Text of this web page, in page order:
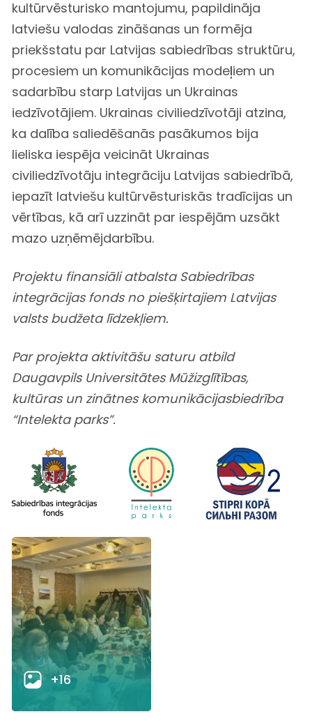
kultūrvēsturisko mantojumu, papildināja
latviešu valodas zināšanas un formēja
priekšstatu par Latvijas sabiedrības struktūru,
procesiem un komunikācijas modeļiem un
sadarbību starp Latvijas un Ukrainas
iedzīvotājiem. Ukrainas civiliedzīvotāji atzina,
ka dalība saliedēšanās pasākumos bija
lieliska iespēja veicināt Ukrainas
civiliedzīvotāju integrāciju Latvijas sabiedrībā,
iepazīt latviešu kultūrvēsturiskās tradīcijas un
vērtības, kā arī uzzināt par iespējām uzsākt
mazo uzņēmējdarbību.
Projektu finansiāli atbalsta Sabiedrības
integrācijas fonds no piešķirtajiem Latvijas
valsts budžeta līdzekļiem.
Par projekta aktivitāšu saturu atbild
Daugavpils Universitātes Mūžizglītības,
kultūras un zinātnes komunikācijasbiedrība
“Intelekta parks”.
+16